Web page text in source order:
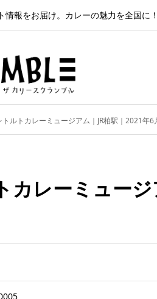
報をお届け。カレーの魅力を全国に！
トルトカレーミュージアム｜JR柏駅｜2021年6
カレーミュー